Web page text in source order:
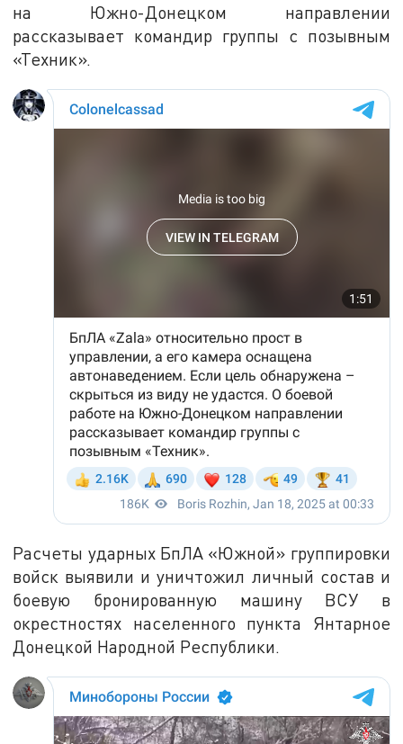
на Южно-Донецком направлении
рассказывает командир группы с позывным
«Техник».
Расчеты ударных БпЛА «Южной» группировки
войск выявили и уничтожил личный состав и
боевую бронированную машину ВСУ в
окрестностях населенного пункта Янтарное
Донецкой Народной Республики.